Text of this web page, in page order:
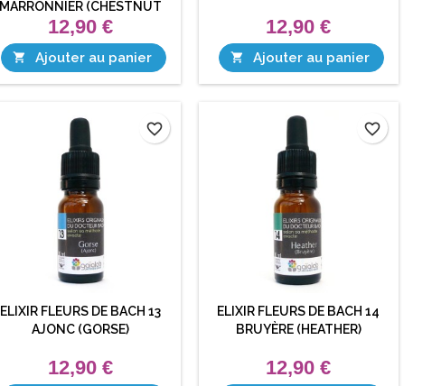
MARRONNIER (CHESTNUT
BUD)
12,90 €
 Ajouter au panier
12,90 €
 Ajouter au panier
ELIXIR FLEURS DE BACH 13
AJONC (GORSE)
12,90 €
favorite_border
ELIXIR FLEURS DE BACH 14
BRUYÈRE (HEATHER)
12,90 €
favorite_border